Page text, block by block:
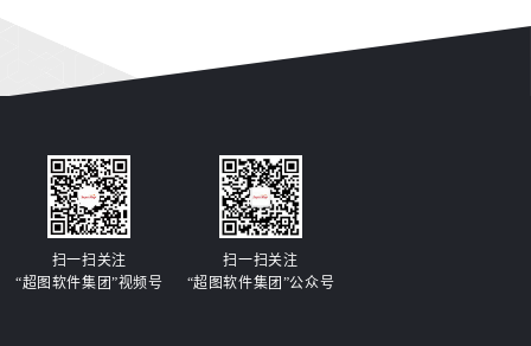
扫一扫关注
“超图软件集团”视频号
扫一扫关注
“超图软件集团”公众号